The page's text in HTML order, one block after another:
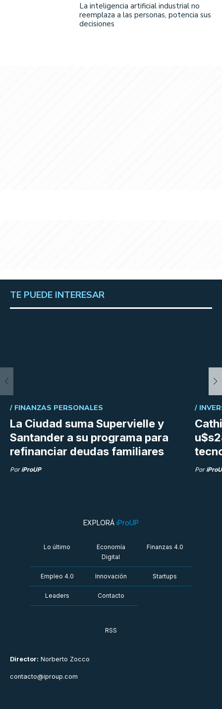
La inteligencia artificial industrial no
reemplaza a las personas, potencia sus
decisiones
TE PUEDE INTERESAR
La Ciudad suma Supervielle y
Santander a su programa para
refinanciar deudas familiares
/ FINANZAS PERSONALES
Por iProUP
/
Por
Director: Norberto Zocco
contacto@iproup.com
EXPLORÁ iProUP
Lo último
Economía
Digital
Finanzas 4.0
Empleo 4.0 Innovación Startups
Leaders Contacto
RSS